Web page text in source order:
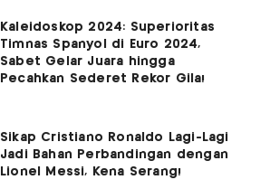
Kaleidoskop 2024: Superioritas
Timnas Spanyol di Euro 2024,
Sabet Gelar Juara hingga
Pecahkan Sederet Rekor Gila!
Sikap Cristiano Ronaldo Lagi-Lagi
Jadi Bahan Perbandingan dengan
Lionel Messi, Kena Serang!